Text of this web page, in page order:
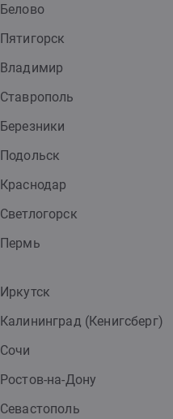
Белово
Пятигорск
Владимир
Ставрополь
Березники
Подольск
Краснодар
Светлогорск
Пермь
Иркутск
Калининград (Кенигсберг)
Сочи
Ростов-на-Дону
Севастополь